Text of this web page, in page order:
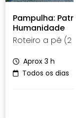
Pampulha:
Humanidade
Roteiro a pé (2
Aprox 3 h
Todos os dias